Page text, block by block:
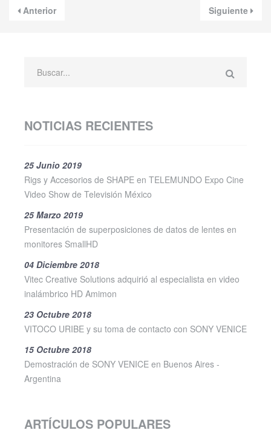
Anterior Siguiente
NOTICIAS RECIENTES
25 Junio 2019
Rigs y Accesorios de SHAPE en TELEMUNDO Expo Cine
Video Show de Televisión México
25 Marzo 2019
Presentación de superposiciones de datos de lentes en
monitores SmallHD
04 Diciembre 2018
Vitec Creative Solutions adquirió al especialista en video
inalámbrico HD Amimon
23 Octubre 2018
VITOCO URIBE y su toma de contacto con SONY VENICE
15 Octubre 2018
Demostración de SONY VENICE en Buenos Aires -
Argentina
ARTÍCULOS POPULARES